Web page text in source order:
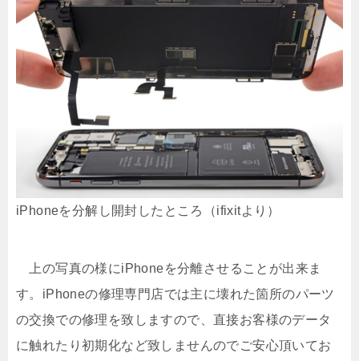
iPhoneを分解し開封したところ（ifixitより）
上の写真の様にiPhoneを分離させることが出来ま
す。iPhoneの修理専門店では主に壊れた箇所のパーツ
の交換での修理を致しますので、直接お客様のデータ
に触れたり初期化など致しませんのでご安心頂いてお